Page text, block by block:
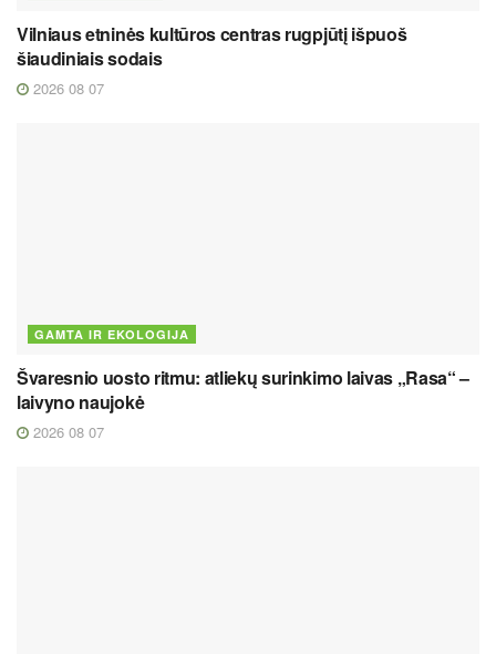
Vilniaus etninės kultūros centras rugpjūtį išpuoš
šiaudiniais sodais
2026 08 07
GAMTA IR EKOLOGIJA
Švaresnio uosto ritmu: atliekų surinkimo laivas „Rasa“ –
laivyno naujokė
2026 08 07